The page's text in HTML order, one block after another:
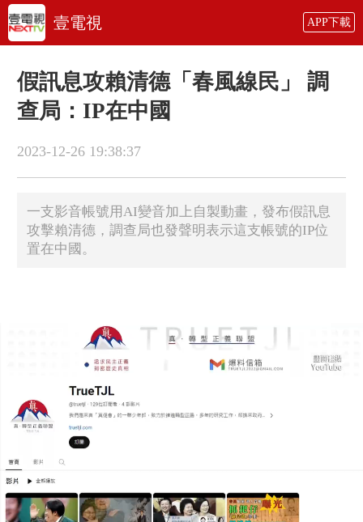
壹電視 APP下載
假訊息攻賴清德「春風線民」 調
查局：IP在中國
2023-12-26 19:38:37
一支影音帳號用AI變音加上自製動畫，發布假訊息
攻擊賴清德，調查局也發聲明表示這支帳號的IP位
置在中國。